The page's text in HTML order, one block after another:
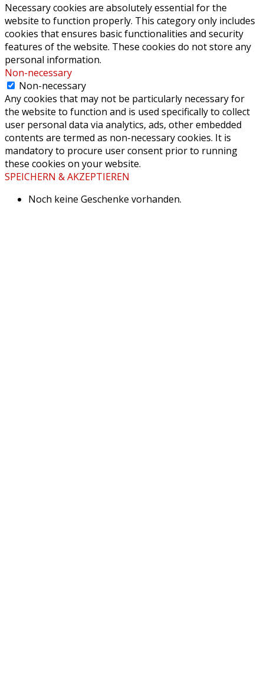
Necessary cookies are absolutely essential for the
website to function properly. This category only includes
cookies that ensures basic functionalities and security
features of the website. These cookies do not store any
personal information.
Non-necessary
Non-necessary
Any cookies that may not be particularly necessary for
the website to function and is used specifically to collect
user personal data via analytics, ads, other embedded
contents are termed as non-necessary cookies. It is
mandatory to procure user consent prior to running
these cookies on your website.
SPEICHERN & AKZEPTIEREN
Noch keine Geschenke vorhanden.